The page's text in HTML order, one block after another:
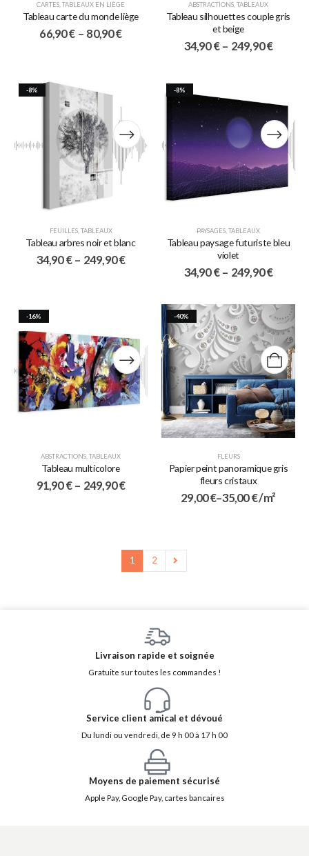
CARTES,TABLEAUX EN LIÈGE
Tableau carte du monde liège
66,90€ – 80,90€
ABSTRACTIONS,TABLEAUX
Tableau silhouettes couple gris
et beige
34,90€ – 249,90€
-8%
FEUILLES, TABLEAUX
Tableau arbres noir et blanc
34,90€ – 249,90€
-8%
PAYSAGES TABLEAUX
Tableau paysage futuriste bleu
violet
34,90€ – 249,90€
-16%
ABSTRACTIONS,TABLEAUX
Tableau multicolore
91,90€ – 249,90€
-40%
FLEURS
Papier peint panoramique gris
fleurs cristaux
29,00€–35,00€/ m²
1 2
Livraison rapide et soignée
Gratuite sur toutes les commandes !
Service client amical et dévoué
Du lundi ou vendredi, de 9 h 00 à 17 h 00
Moyens de paiement sécurisé
Apple Pay, Google Pay, cartes bancaires